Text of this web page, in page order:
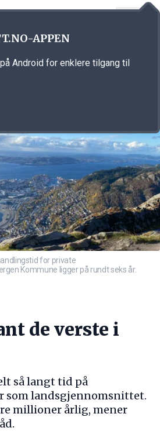
for private
Kommune ligger på rundt seks år.
de verste i
så langt tid på
som landsgjennomsnittet.
millioner årlig, mener
APPEN
Android for enklere tilgang til